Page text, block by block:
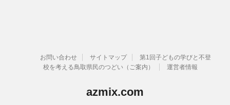
お問い合わせ サイトマップ
第1回子どもの学びと不登
校を考える鳥取県民のつどい（ご案内）
運営者情報
azmix.com